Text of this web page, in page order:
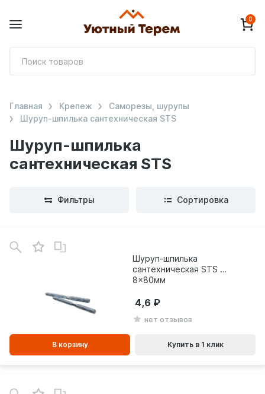
0
Шуруп-шпилька
сантехническая STS
Главная Крепеж
Саморезы, шурупы
Шуруп-шпилька сантехническая STS
Фильтры Сортировка
Шуруп-шпилька
сантехническая STS М
8x80мм
нет отзывов
4,6
В корзину Купить в 1 клик